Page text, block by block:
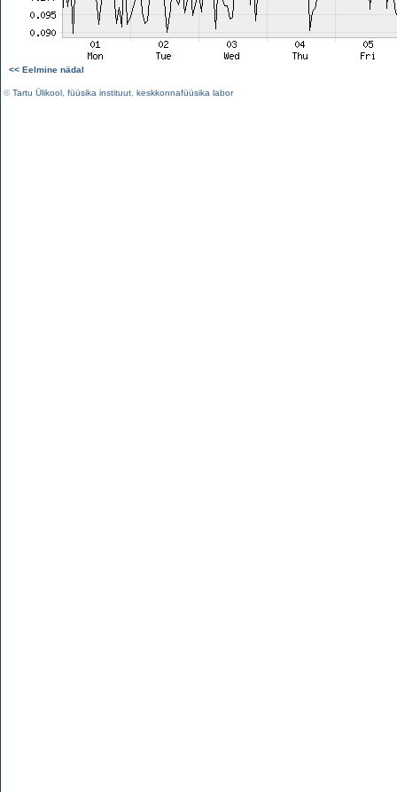
<< Eelmine nädal
©Tartu Ülikool füüsika instituut keskkonnafüüsika labor